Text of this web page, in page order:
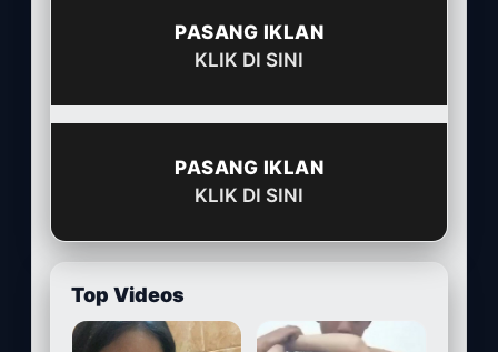
PASANG IKLAN
KLIK DI SINI
PASANG IKLAN
KLIK DI SINI
Top Videos